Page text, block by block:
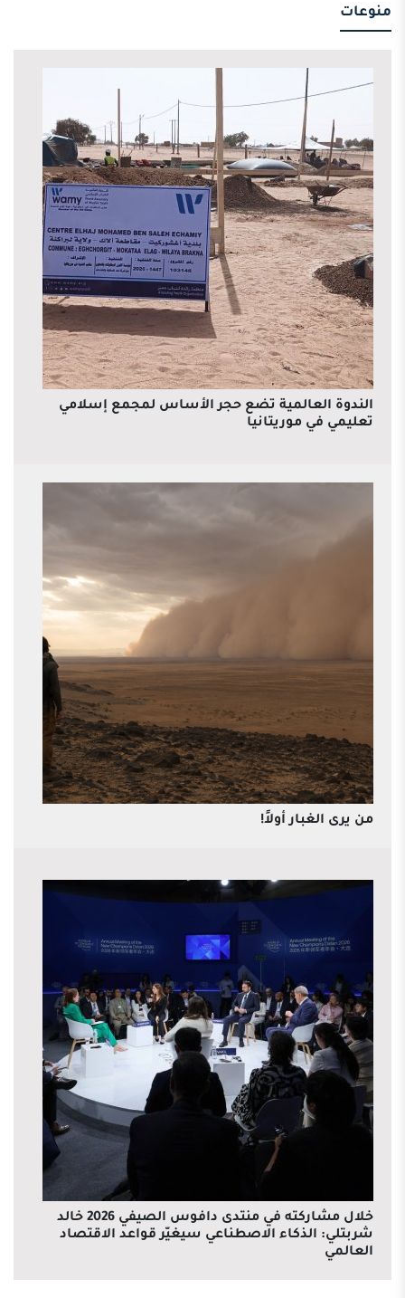
منوعات
الندوة العالمية تضع حجر الأساس لمجمع إسلامي
تعليمي في موريتانيا
من يرى الغبار أولاً!
خلال مشاركته في منتدى دافوس الصيفي 2026 خالد
شربتلي: الذكاء الاصطناعي سيغيّر قواعد الاقتصاد
العالمي